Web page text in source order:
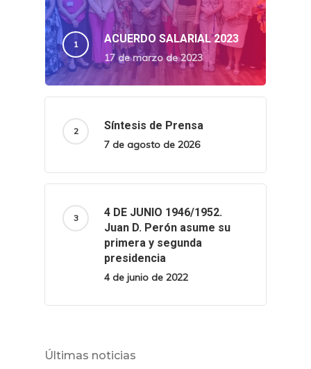
ACUERDO SALARIAL 2023
17 de marzo de 2023
Síntesis de Prensa
7 de agosto de 2026
4 DE JUNIO 1946/1952.
Juan D. Perón asume su
primera y segunda
presidencia
4 de junio de 2022
Últimas noticias